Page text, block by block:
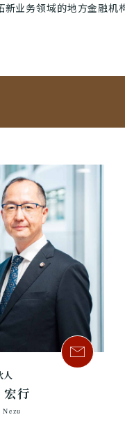
新业务领域的地方金融
行